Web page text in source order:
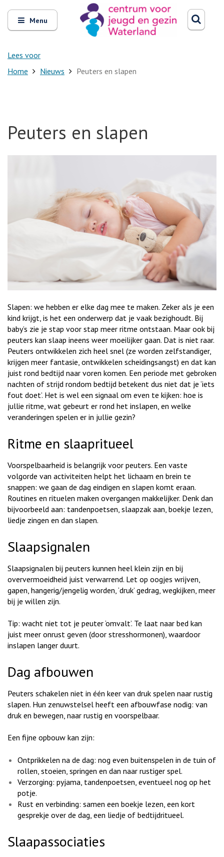
Open
en
sluit
Menu
Lees voor
Zoeken
Home Nieuws Peuters en slapen
Peuters en slapen
Slapen: we hebben er elke dag mee te maken. Zeker als je een
kind krijgt, is het een onderwerp dat je vaak bezighoudt. Bij
baby’s zie je stap voor stap meer ritme ontstaan. Maar ook bij
peuters kan slaap ineens weer moeilijker gaan. Dat is niet raar.
Peuters ontwikkelen zich heel snel (ze worden zelfstandiger,
krijgen meer fantasie, ontwikkelen scheidingsangst) en dat kan
juist rond bedtijd naar voren komen. Een periode met gebroken
nachten of strijd rondom bedtijd betekent dus niet dat je ‘iets
fout doet’. Het is wel een signaal om even te kijken: hoe is
jullie ritme, wat gebeurt er rond het inslapen, en welke
veranderingen spelen er in jullie gezin?
Ritme en slaapritueel
Voorspelbaarheid is belangrijk voor peuters. Een vaste
volgorde van activiteiten helpt het lichaam en brein te
snappen: we gaan de dag eindigen en slapen komt eraan.
Routines en rituelen maken overgangen makkelijker. Denk dan
bijvoorbeeld aan: tandenpoetsen, slaapzak aan, boekje lezen,
liedje zingen en dan slapen.
Slaapsignalen
Slaapsignalen bij peuters kunnen heel klein zijn en bij
oververmoeidheid juist verwarrend. Let op oogjes wrijven,
gapen, hangerig/jengelig worden, ‘druk’ gedrag, wegkijken, meer
bij je willen zijn.
Tip: wacht niet tot je peuter ‘omvalt’. Te laat naar bed kan
juist meer onrust geven (door stresshormonen), waardoor
inslapen langer duurt.
Dag afbouwen
Peuters schakelen niet in één keer van druk spelen naar rustig
slapen. Hun zenuwstelsel heeft een afbouwfase nodig: van
druk en bewegen, naar rustig en voorspelbaar.
Een fijne opbouw kan zijn:
Ontprikkelen na de dag: nog even buitenspelen in de tuin of
rollen, stoeien, springen en dan naar rustiger spel.
Verzorging: pyjama, tandenpoetsen, eventueel nog op het
potje.
Rust en verbinding: samen een boekje lezen, een kort
gesprekje over de dag, een liedje of bedtijdritueel.
Slaapassociaties